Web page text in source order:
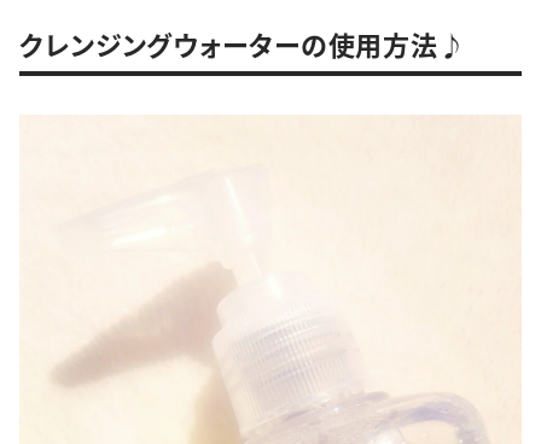
クレンジングウォーターの使用方法♪